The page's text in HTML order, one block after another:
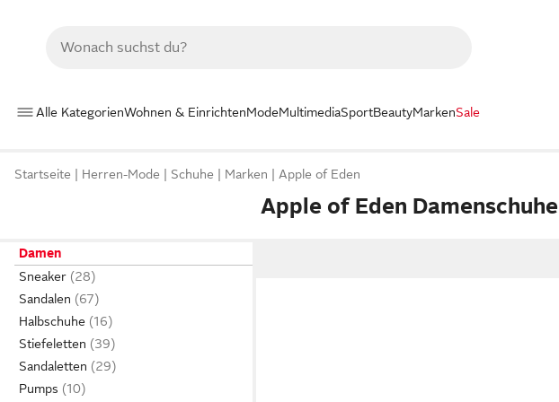
Alle KategorienWohnen & EinrichtenModeMultimediaSportBeautyMarkenSale
Startseite Herren-Mode Schuhe Marken Apple of Eden
Apple of Eden Damenschuhe
Damen
Sneaker
Sandalen
Halbschuhe
Stiefeletten
Sandaletten
Pumps